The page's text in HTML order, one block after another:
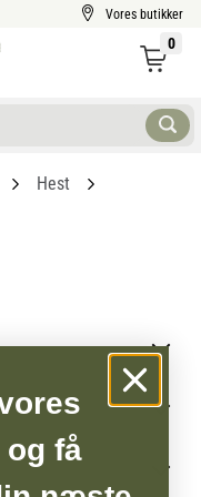
Vores butikker
0
Hest
få